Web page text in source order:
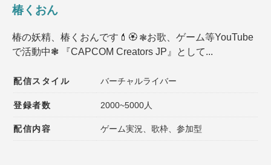
椿くおん
椿の妖精、椿くおんです💄🏵 ❃お歌、ゲーム等YouTube
で活動中❃ 『CAPCOM Creators JP』として...
配信スタイル バーチャルライバー
登録者数 2000~5000人
配信内容 ゲーム実況、歌枠、参加型